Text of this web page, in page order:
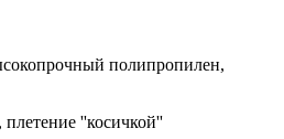
полипропилен,
''косичкой''